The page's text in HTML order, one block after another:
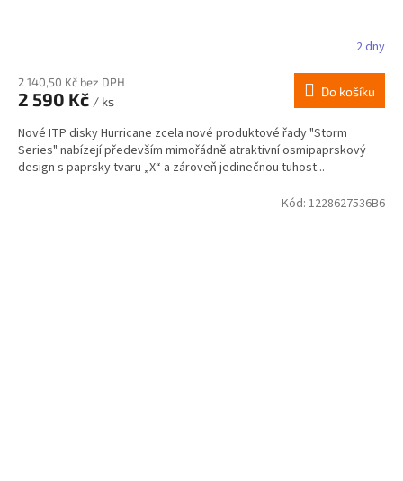
2 dny
2 140,50 Kč bez DPH
2 590 Kč / ks
Do košíku
Nové ITP disky Hurricane zcela nové produktové řady "Storm
Series" nabízejí především mimořádně atraktivní osmipaprskový
design s paprsky tvaru „X“ a zároveň jedinečnou tuhost...
Kód: 1228627536B6